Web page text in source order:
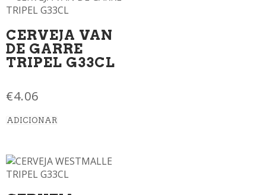
CERVEJA VAN
DE GARRE
TRIPEL G33CL
€4.06
ADICIONAR